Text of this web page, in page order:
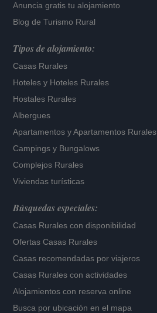
Anuncia gratis tu alojamiento
Blog de Turismo Rural
Tipos de alojamiento:
Casas Rurales
Hoteles y Hoteles Rurales
Hostales Rurales
Albergues
Apartamentos yApartamentos Rurales
Campings y Bungalows
Complejos Rurales
Viviendas turísticas
Búsquedas especiales:
Casas Rurales con disponibilidad
Ofertas Casas Rurales
Casas recomendadas por viajeros
Casas Rurales con actividades
Alojamientos con reserva online
Busca por ubicación en el mapa